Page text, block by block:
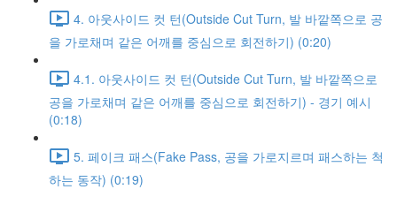
4. 아웃사이드 컷 턴(Outside Cut Turn, 발 바깥쪽으로 공
을 가로채며 같은 어깨를 중심으로 회전하기) (0:20)
4.1. 아웃사이드 컷 턴(Outside Cut Turn, 발 바깥쪽으로
공을 가로채며 같은 어깨를 중심으로 회전하기) - 경기 예시
(0:18)
5. 페이크 패스(Fake Pass, 공을 가로지르며 패스하는 척
하는 동작) (0:19)